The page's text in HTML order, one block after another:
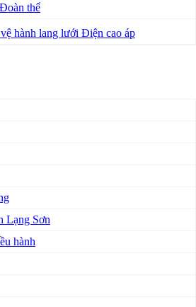
thể
hành lang lưới Điện cao áp
Lạng Sơn
hành